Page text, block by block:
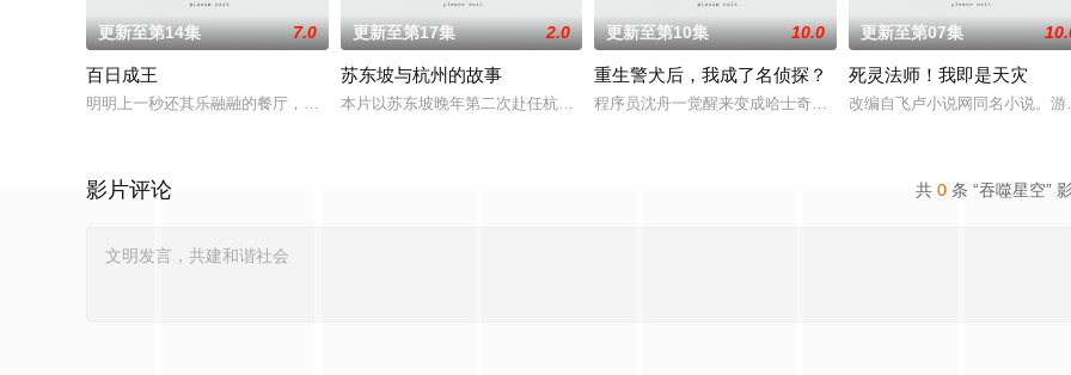
更新至第14集 7.0
百日成王
明明上一秒还其乐融融的餐厅，下一秒竟然血流成河……明明是爱民如子的君王下一秒竟然变成嗜血凶兽……“明”失
更新至第17集 2.0
苏东坡与杭州的故事
本片以苏东坡晚年第二次赴任杭州，与老友佛印（一心想将苏东坡渡入佛门）、辽国女粉丝耶律云（原型为
更新至第10集 10.0
重生警犬后，我成了名侦探？
程序员沈舟一觉醒来变成哈士奇，还被当成警犬送进警局。为了变回
更新至第07集
死灵法师！我即是天灾
改编自飞卢小说网同名小说。
共 0 条 “吞噬星空”
影片评论